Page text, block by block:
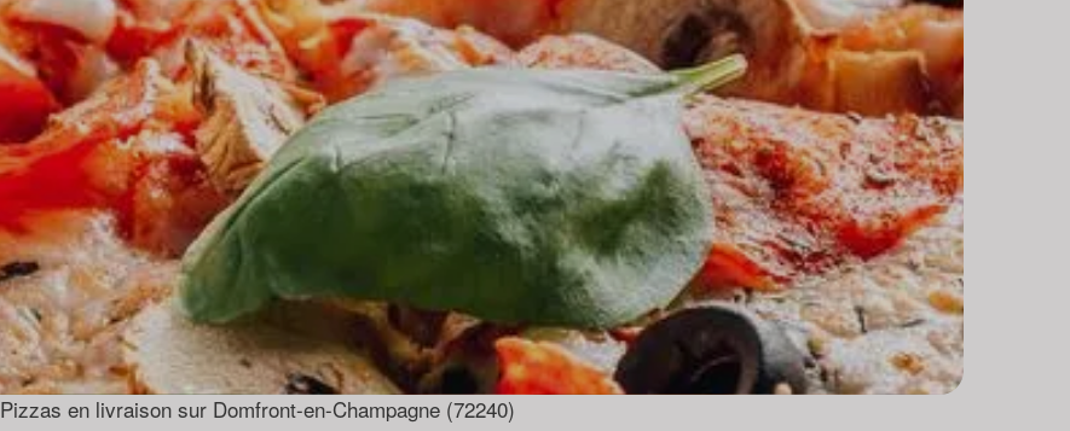
Pizzas en livraison sur Domfront-en-Champagne (72240)